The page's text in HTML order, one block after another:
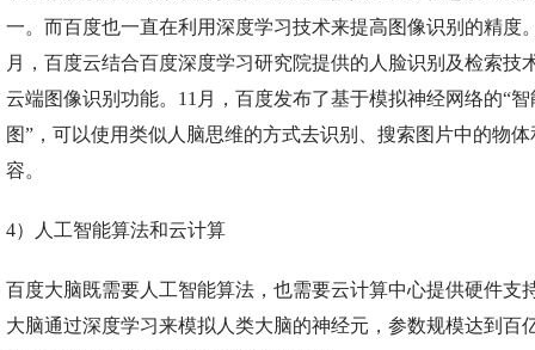
一。而百度也一直在利用深度学习技术来提高图像识别的精度
月，百度云结合百度深度学习研究院提供的人脸识别及检索技
云端图像识别功能。11月，百度发布了基于模拟神经网络的“智
图”，可以使用类似人脑思维的方式去识别、搜索图片中的物
容。
4）人工智能算法和云计算
百度大脑既需要人工智能算法，也需要云计算中心提供硬件支
大脑通过深度学习来模拟人类大脑的神经元，参数规模达到百